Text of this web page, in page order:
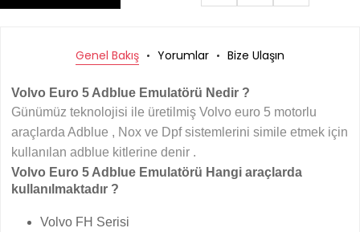
Genel Bakış Yorumlar Bize Ulaşın
Volvo Euro 5 Adblue Emulatörü Nedir ?
Günümüz teknolojisi ile üretilmiş Volvo euro 5 motorlu
araçlarda Adblue , Nox ve Dpf sistemlerini simile etmek için
kullanılan adblue kitlerine denir .
Volvo Euro 5 Adblue Emulatörü Hangi araçlarda
kullanılmaktadır ?
Volvo FH Serisi